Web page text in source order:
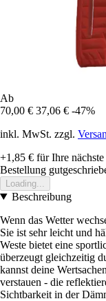
Ab
70,00 € 37,06 € -47%
inkl. MwSt. zzgl.
+1,85 € für Ihre
Bestellung
Loading...
Beschreibung
Wenn das Wetter
Sie ist sehr leicht und
Weste bietet eine
überzeugt gleichzeitig
kannst deine
verstauen - die
Sichtbarkeit in der